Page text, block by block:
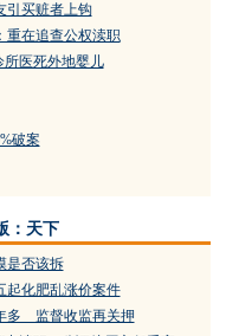
引买赃者上钩
重在追查公权渎职
所医死外地婴儿
破案
：天下
是否该拆
起化肥乱涨价案件
多 监督收监再关押